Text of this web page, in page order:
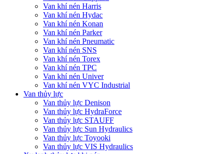
Van khí nén Harris
Van khí nén Hydac
Van khí nén Konan
Van khí nén Parker
Van khí nén Pneumatic
Van khí nén SNS
Van khí nén Torex
Van khí nén TPC
Van khí nén Univer
Van khí nén VYC Industrial
Van thủy lực
Van thủy lực Denison
Van thủy lực HydraForce
Van thủy lực STAUFF
Van thủy lực Sun Hydraulics
Van thủy lực Toyooki
Van thủy lực VIS Hydraulics